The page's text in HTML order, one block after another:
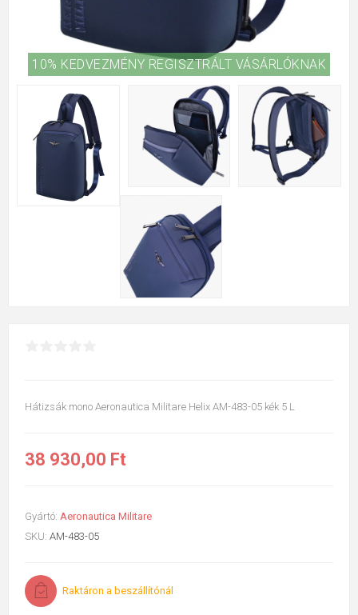
10% KEDVEZMÉNY REGISZTRÁLT VÁSÁRLÓKNAK
Hátizsák mono Aeronautica Militare Helix AM-483-05 kék 5 L
38 930,00 Ft
Gyártó: Aeronautica Militare
SKU: AM-483-05
Raktáron a beszállítónál